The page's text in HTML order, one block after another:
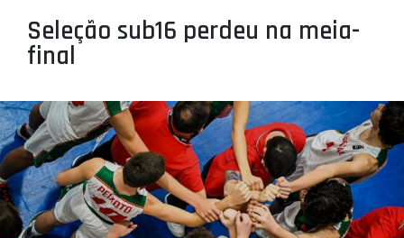
PROJETOS
LIGA BETCLIC MASCULINA
LIGA BETCLIC FEMININA
Seleção sub16 perdeu na meia-
final